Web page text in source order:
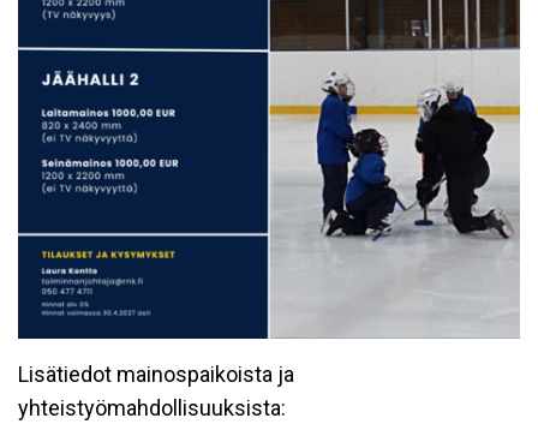
Lisätiedot mainospaikoista ja
yhteistyömahdollisuuksista: